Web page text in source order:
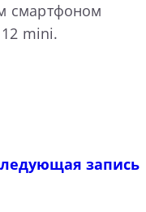
смартфоном
mini.
запись